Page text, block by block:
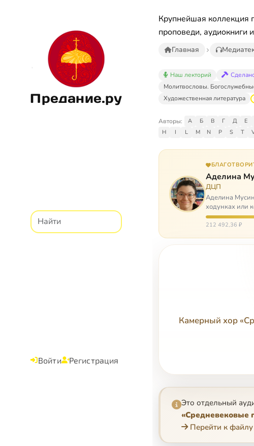
Предание.ру
Войти Регистрация
Крупнейшая коллекция
проповеди,
Главная
Наш лекторий
Молитвословы.
Художественная литература
Авторы: А Б В Г Д Е
H
I L M N P S T
Аделина
ДЦП
Аделина
ходунках или
слушаться…
212 492,36 ₽
Камерный хор
Это отдельный
«Средневековые
Перейти к